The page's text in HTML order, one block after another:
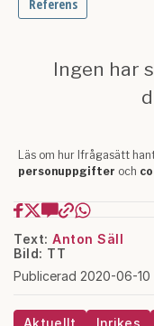
Text: Anton Säll
Bild: TT
Publicerad 2020-06-10
Aktuellt Inrikes